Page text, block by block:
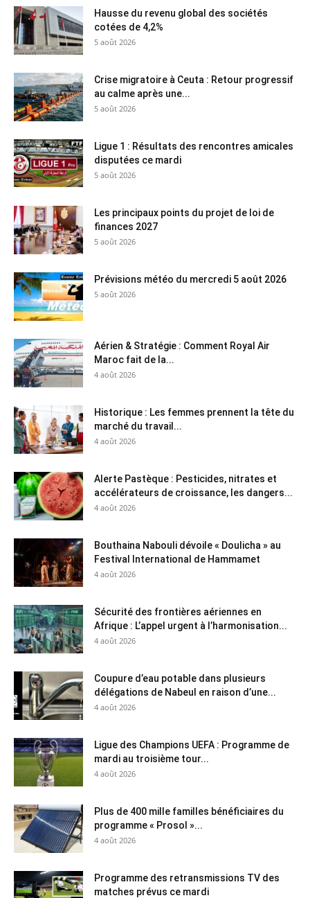
Hausse du revenu global des sociétés
cotées de 4,2%
5 août 2026
Crise migratoire à Ceuta : Retour progressif
au calme après une...
5 août 2026
Ligue 1 : Résultats des rencontres amicales
disputées ce mardi
5 août 2026
Les principaux points du projet de loi de
finances 2027
5 août 2026
Prévisions météo du mercredi 5 août 2026
5 août 2026
Aérien & Stratégie : Comment Royal Air
Maroc fait de la...
4 août 2026
Historique : Les femmes prennent la tête du
marché du travail...
4 août 2026
Alerte Pastèque : Pesticides, nitrates et
accélérateurs de croissance, les dangers...
4 août 2026
Bouthaina Nabouli dévoile « Doulicha » au
Festival International de Hammamet
4 août 2026
Sécurité des frontières aériennes en
Afrique : L’appel urgent à l’harmonisation...
4 août 2026
Coupure d’eau potable dans plusieurs
délégations de Nabeul en raison d’une...
4 août 2026
Ligue des Champions UEFA : Programme de
mardi au troisième tour...
4 août 2026
Plus de 400 mille familles bénéficiaires du
programme « Prosol »...
4 août 2026
Programme des retransmissions TV des
matches prévus ce mardi